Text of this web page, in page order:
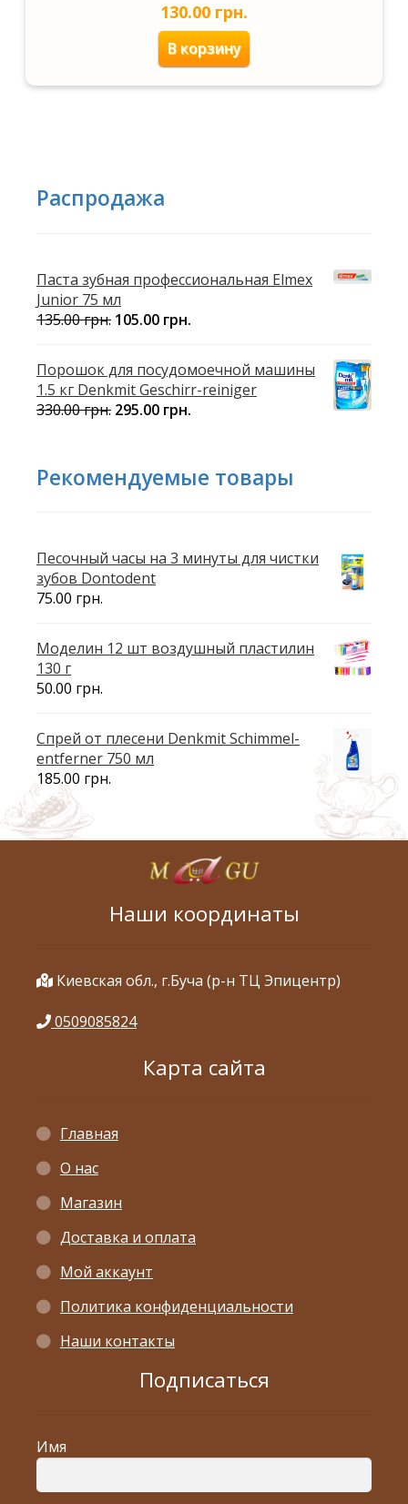
130.00 грн.
В корзину
Распродажа
Паста зубная профессиональная Elmex
Junior 75 мл
135.00грн. 105.00 грн.
Порошок для посудомоечной машины
1.5 кг Denkmit Geschirr-reiniger
330.00грн. 295.00 грн.
Рекомендуемые товары
Песочный часы на 3 минуты для чистки
зубов Dontodent
75.00 грн.
Моделин 12 шт воздушный пластилин
130 г
50.00 грн.
Спрей от плесени Denkmit Schimmel-
entferner 750 мл
185.00 грн.
Наши координаты
Киевская обл., г.Буча (р-н ТЦ Эпицентр)
0509085824
Карта сайта
Главная
О нас
Магазин
Доставка и оплата
Мой аккаунт
Политика конфиденциальности
Наши контакты
Подписаться
Имя